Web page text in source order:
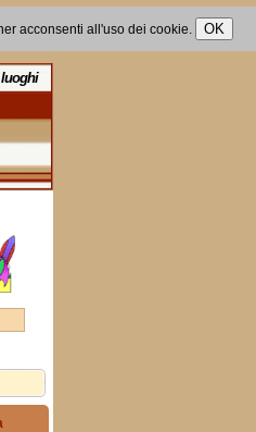
acconsenti all'uso dei cookie.